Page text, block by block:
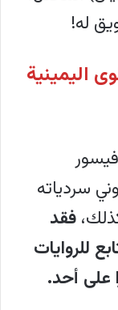
له!
اليمينية
سردياته
فقد
للروايات
على أحد.